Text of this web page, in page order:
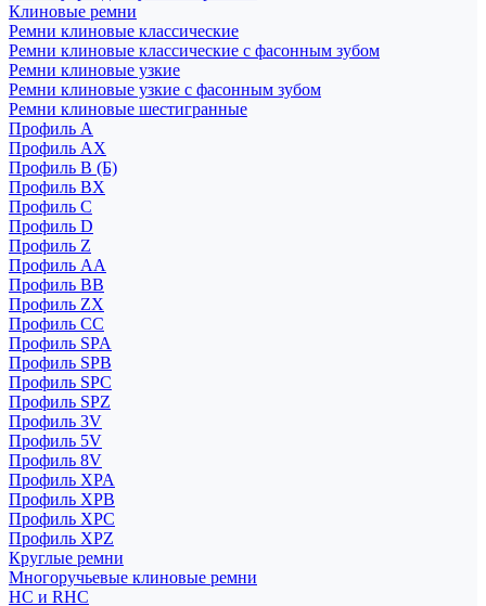
Клиновые ремни
Ремни клиновые классические
Ремни клиновые классические с фасонным зубом
Ремни клиновые узкие
Ремни клиновые узкие с фасонным зубом
Ремни клиновые шестигранные
Профиль A
Профиль AX
Профиль B (Б)
Профиль BX
Профиль C
Профиль D
Профиль Z
Профиль АА
Профиль BB
Профиль ZX
Профиль CC
Профиль SPA
Профиль SPB
Профиль SPC
Профиль SPZ
Профиль 3V
Профиль 5V
Профиль 8V
Профиль XPA
Профиль XPB
Профиль XPC
Профиль XPZ
Круглые ремни
Многоручьевые клиновые ремни
HC и RHC